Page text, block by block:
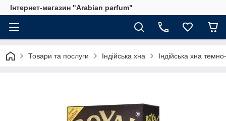
Інтернет-магазин "Arabian parfum"
Товари та послуги Індійська хна Індійська хна